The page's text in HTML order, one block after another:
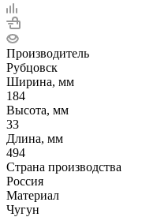
Производитель
Рубцовск
Ширина, мм
184
Высота, мм
33
Длина, мм
494
Страна производства
Россия
Материал
Чугун